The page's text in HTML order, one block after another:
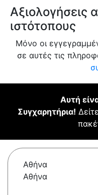
Αξιολογήσεις
ιστότοπους
Μόνο οι
σε αυτές τις
Αυτή
Συγχαρητήρια!
Αθήνα
Αθήνα